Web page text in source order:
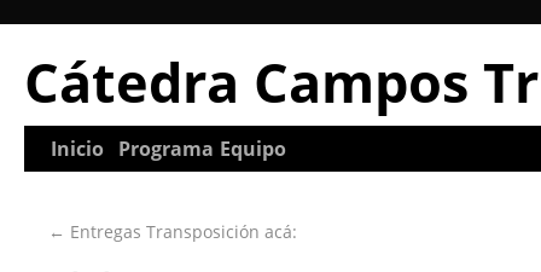
Cátedra Campos
Inicio Programa Equipo
← Entregas Transposición acá: